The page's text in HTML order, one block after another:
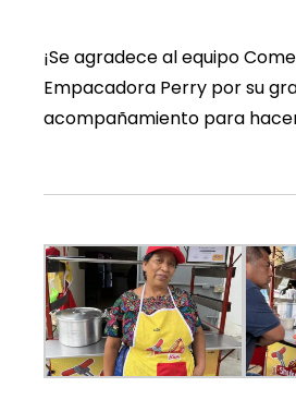
¡Se agradece al equipo
Empacadora Perry por su
acompañamiento para